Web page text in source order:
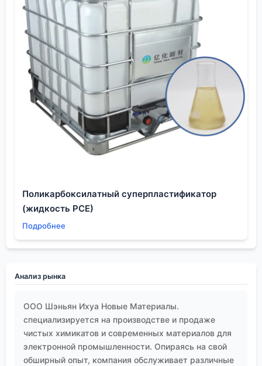
Поликарбоксилатный суперпластификатор
(жидкость PCE)
Подробнее
Анализ рынка
ООО Шэньян Ихуа Новые Материалы.
специализируется на производстве и продаже
чистых химикатов и современных материалов для
электронной промышленности. Опираясь на свой
обширный опыт, компания обслуживает различные